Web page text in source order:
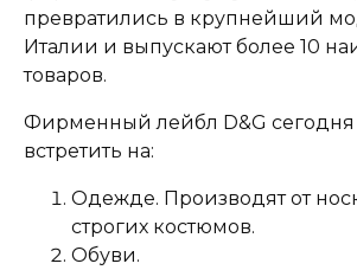
превратились в крупнейший
Италии и выпускают более 10
товаров.
Фирменный лейбл D&G
встретить на:
Одежде. Производят от
строгих костюмов.
Обуви.